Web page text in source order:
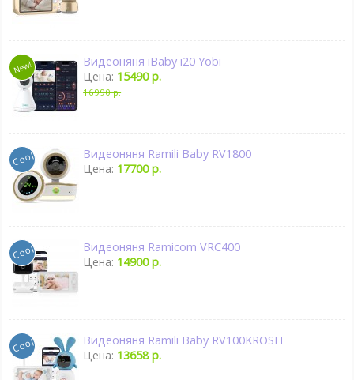
Видеоняня iBaby i20 Yobi
Цена: 15490 р.
16990 р.
Видеоняня Ramili Baby RV1800
Цена: 17700 р.
Видеоняня Ramicom VRC400
Цена: 14900 р.
Видеоняня Ramili Baby RV100KROSH
Цена: 13658 р.